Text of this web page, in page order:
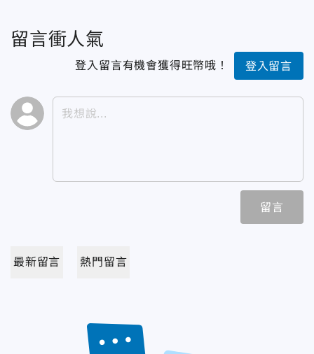
留言衝人氣
登入留言有機會獲得旺幣哦！ 登入留言
留言
最新留言 熱門留言